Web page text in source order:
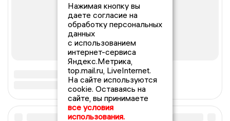
Нажимая кнопку вы
даете согласие на
обработку персональных
данных
с использованием
интернет-сервиса
Яндекс.Метрика,
top.mail.ru, LiveInternet.
На сайте используются
cookie. Оставаясь на
сайте, вы принимаете
все условия
использования.